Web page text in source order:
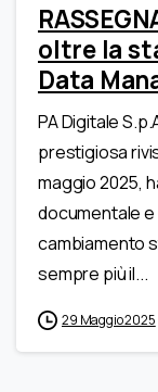
oltre la
Data
PA Digitale
prestigiosa
maggio 2025,
documentale e
cambiamento
sempre più il...
29 Maggio 2025